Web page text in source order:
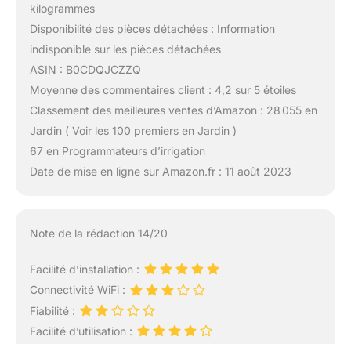
kilogrammes
Disponibilité des pièces détachées : Information
indisponible sur les pièces détachées
ASIN : B0CDQJCZZQ
Moyenne des commentaires client : 4,2 sur 5 étoiles
Classement des meilleures ventes d’Amazon : 28 055 en
Jardin ( Voir les 100 premiers en Jardin )
67 en Programmateurs d’irrigation
Date de mise en ligne sur Amazon.fr : 11 août 2023
Note de la rédaction 14/20
Facilité d’installation :
Connectivité WiFi :
Fiabilité :
Facilité d’utilisation :